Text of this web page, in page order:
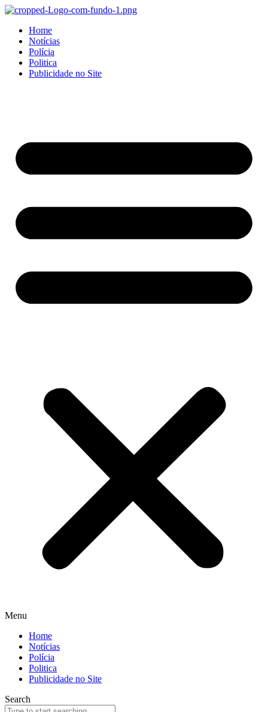
Home
Notícias
Polícia
Politica
Publicidade no Site
Menu
Home
Notícias
Polícia
Politica
Publicidade no Site
Search